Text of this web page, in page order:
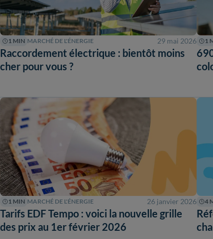
1 MIN MARCHÉ DE L'ÉNERGIE 29 mai 2026
Raccordement électrique : bientôt moins
cher pour vous ?
1
1 MIN MARCHÉ DE L'ÉNERGIE 26 janvier 2026
Tarifs EDF Tempo : voici la nouvelle grille
des prix au 1er février 2026
4